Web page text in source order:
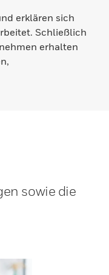
erklären sich
Schließlich
erhalten
sowie die